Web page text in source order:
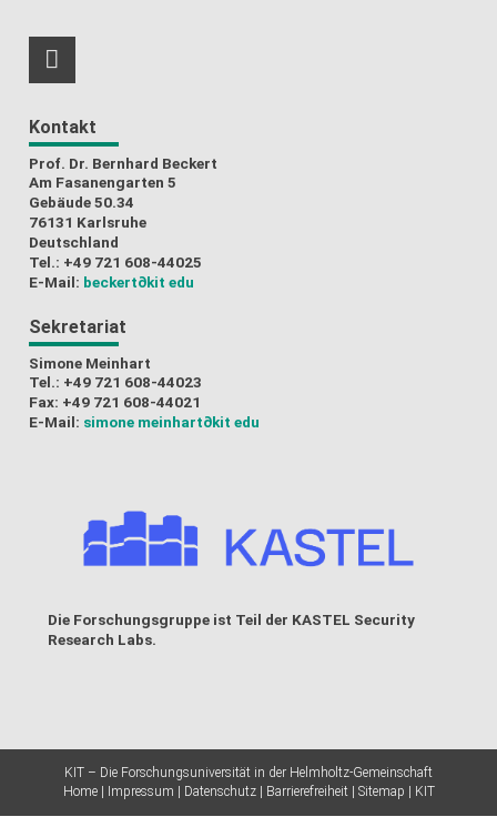
RSS-Feed
Kontakt
Prof. Dr. Bernhard Beckert
Am Fasanengarten 5
Gebäude 50.34
76131 Karlsruhe
Deutschland
Tel.: +49 721 608-44025
E-Mail: beckert∂kit edu
Sekretariat
Simone Meinhart
Tel.: +49 721 608-44023
Fax: +49 721 608-44021
E-Mail: simone meinhart∂kit edu
Die Forschungsgruppe ist Teil der KASTEL Security
Research Labs.
KIT – Die Forschungsuniversität in der Helmholtz-Gemeinschaft
Home
Impressum Datenschutz Barrierefreiheit Sitemap KIT